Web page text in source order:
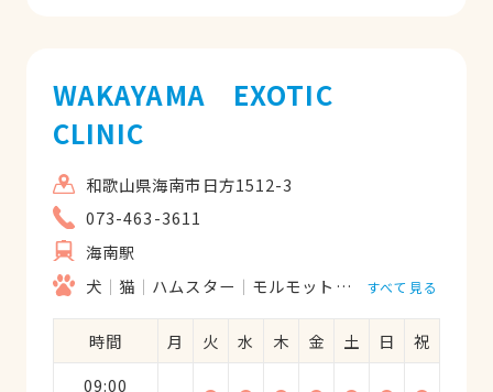
WAKAYAMA EXOTIC
CLINIC
和歌山県海南市日方1512-3
073-463-3611
海南駅
犬
猫 ハムスター モルモット フェレット
すべて見る
時間 月 火 水 木 金 土 日
祝
09:00